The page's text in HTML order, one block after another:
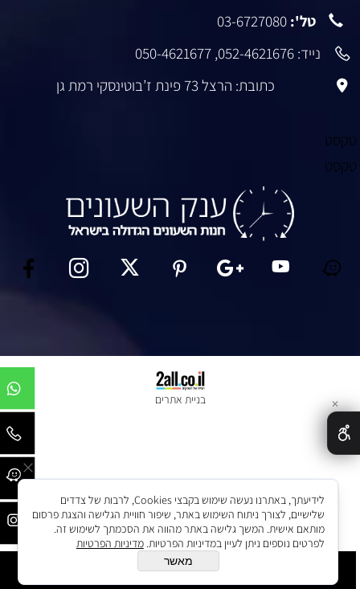
הוסף לסל
טל': 03-6727080
נייד:052-4621676
,
050-4621677
כתובת: הרצל 73 פינת ז’בוטינסקי רמת גן
טקסט
טקסט
בניית אתרים ✕
לידיעתך, באתרנו נעשה שימוש בקבצי Cookies, לרבות של צדדים
שלישיים, לצורך ניתוח השימוש באתר, שיפור חוויית הגלישה והצגת פרסום
מותאם אישית. המשך גלישה באתר מהווה את הסכמתך לשימוש זה.
לפרטים נוספים ניתן לעיין במדיניות הפרטיות.מדיניות הפרטיות
מאשר